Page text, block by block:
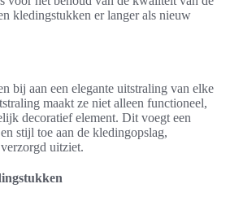
kledingstukken er langer als nieuw
bij aan een elegante uitstraling van elke
maakt ze niet alleen functioneel,
decoratief element. Dit voegt een
stijl toe aan de kledingopslag,
uitziet.